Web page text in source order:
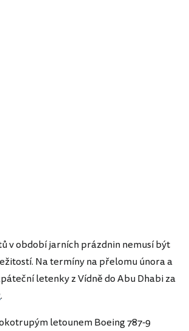
v období jarních prázdnin nemusí být
Na termíny na přelomu února a
letenky z Vídně do Abu Dhabi za
.
letounem Boeing 787-9